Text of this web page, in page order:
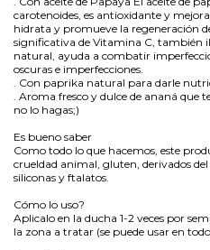
carotenoides, es antioxidante y
hidrata y promueve la regeneración
significativa de Vitamina C, también
natural, ayuda a combatir
oscuras e imperfecciones.
. Con paprika natural para darle
. Aroma fresco y dulce de ananá que
no lo hagas;)
Es bueno saber
Como todo lo que hacemos, este
crueldad animal, gluten, derivados
siliconas y ftalatos.
Cómo lo uso?
Aplicalo en la ducha 1-2 veces por
la zona a tratar (se puede usar en